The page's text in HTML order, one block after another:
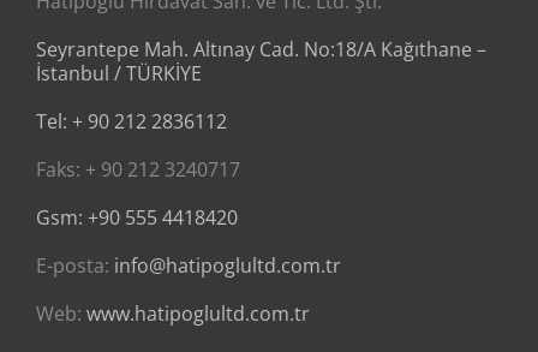
Seyrantepe Mah. Altınay Cad. No:18/A Kağıthane –
İstanbul / TÜRKİYE
Tel: + 90 212 2836112
Faks: + 90 212 3240717
Gsm: +90 555 4418420
E-posta: info@hatipoglultd.com.tr
Web: www.hatipoglultd.com.tr